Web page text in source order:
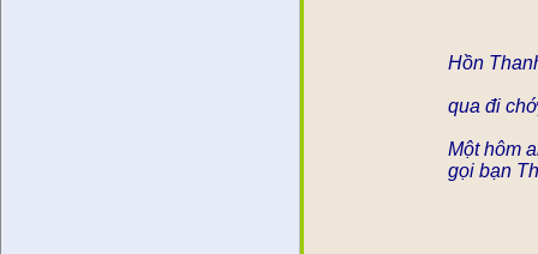
Hồn
qua đi
Một hôm
gọi bạn